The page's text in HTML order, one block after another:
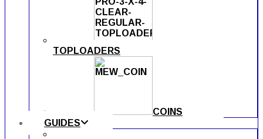
TOPLOADERS
COINS
GUIDES